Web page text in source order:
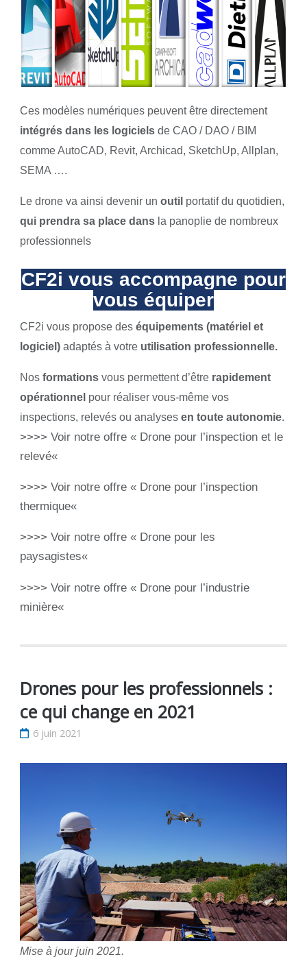
Ces modèles numériques peuvent être directement
intégrés dans les logicielsde CAO / DAO / BIM
comme AutoCAD, Revit, Archicad, SketchUp, Allplan,
SEMA ….
Le drone va ainsi devenir un outil portatif du quotidien,
qui prendra sa place dansla panoplie de nombreux
professionnels
CF2i vous accompagne pour
vous équiper
CF2i vous propose des équipements (matériel et
logiciel) adaptés à votre utilisation professionnelle.
Nos formationsvous permettent d’être rapidement
opérationnel pour réaliser vous-même vos
inspections, relevés ou analyses en toute autonomie.
>>>> Voir notre offre « Drone pour l’inspection et le
relevé«
>>>> Voir notre offre « Drone pour l’inspection
thermique«
>>>> Voir notre offre « Drone pour les
paysagistes«
>>>> Voir notre offre « Drone pour l’industrie
minière«
Drones pour les professionnels :
ce qui change en 2021
6 juin 2021
Mise à jour juin 2021.